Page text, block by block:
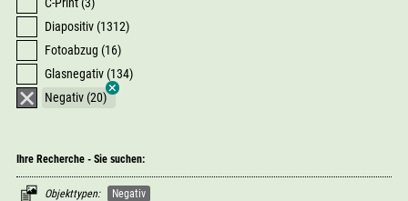
Diapositiv (1312)
Fotoabzug (16)
Glasnegativ (134)
Negativ (20)
Ihre Recherche - Sie suchen:
Objekttypen: Negativ